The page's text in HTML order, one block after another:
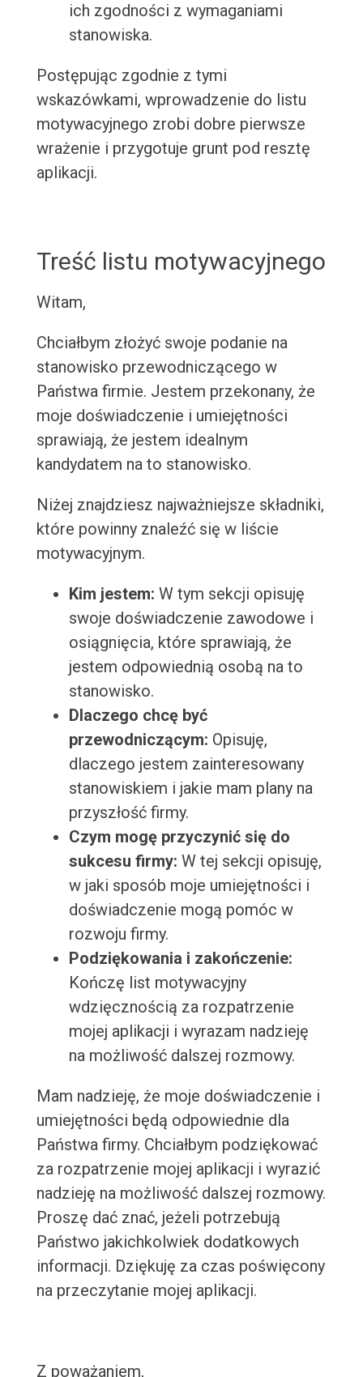
ich zgodności z wymaganiami
stanowiska.
Postępując zgodnie z tymi
wskazówkami, wprowadzenie do listu
motywacyjnego zrobi dobre pierwsze
wrażenie i przygotuje grunt pod resztę
aplikacji.
Treść listu motywacyjnego
Witam,
Chciałbym złożyć swoje podanie na
stanowisko przewodniczącego w
Państwa firmie. Jestem przekonany, że
moje doświadczenie i umiejętności
sprawiają, że jestem idealnym
kandydatem na to stanowisko.
Niżej znajdziesz najważniejsze składniki,
które powinny znaleźć się w liście
motywacyjnym.
Kim jestem: W tym sekcji opisuję
swoje doświadczenie zawodowe i
osiągnięcia, które sprawiają, że
jestem odpowiednią osobą na to
stanowisko.
Dlaczego chcę być
przewodniczącym: Opisuję,
dlaczego jestem zainteresowany
stanowiskiem i jakie mam plany na
przyszłość firmy.
Czym mogę przyczynić się do
sukcesu firmy: W tej sekcji opisuję,
w jaki sposób moje umiejętności i
doświadczenie mogą pomóc w
rozwoju firmy.
Podziękowania i zakończenie:
Kończę list motywacyjny
wdzięcznością za rozpatrzenie
mojej aplikacji i wyrazam nadzieję
na możliwość dalszej rozmowy.
Mam nadzieję, że moje doświadczenie i
umiejętności będą odpowiednie dla
Państwa firmy. Chciałbym podziękować
za rozpatrzenie mojej aplikacji i wyrazić
nadzieję na możliwość dalszej rozmowy.
Proszę dać znać, jeżeli potrzebują
Państwo jakichkolwiek dodatkowych
informacji. Dziękuję za czas poświęcony
na przeczytanie mojej aplikacji.
Z poważaniem,